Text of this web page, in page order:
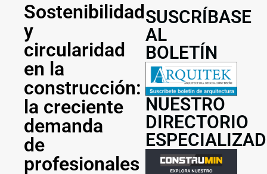
Sostenibilidad
y
circularidad
en la
construcción:
la creciente
demanda
de
profesionales
SUSCRÍBASE
AL
BOLETÍN
NUESTRO
DIRECTORIO